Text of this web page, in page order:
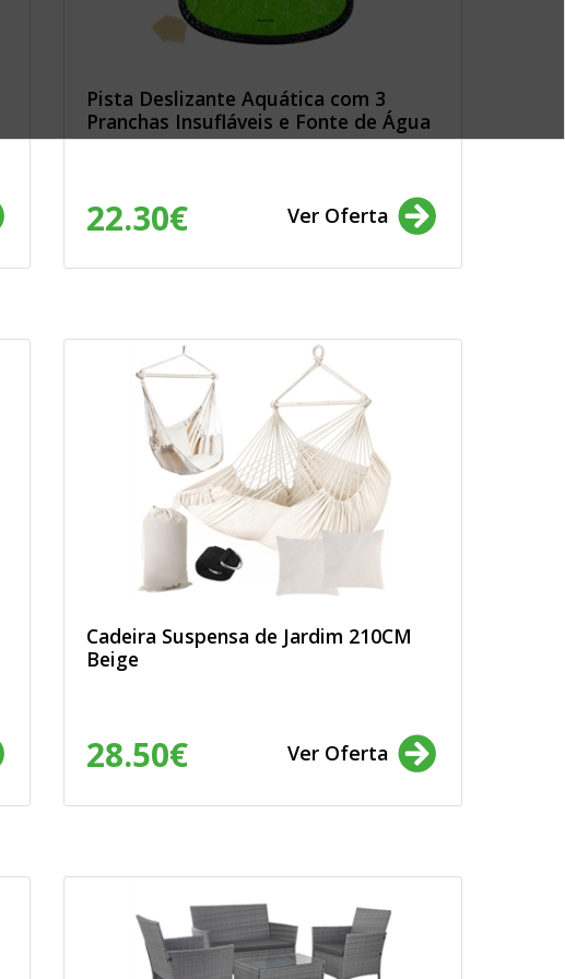
Pista Deslizante Aquática com 3
Pranchas Insufláveis e Fonte de Água
22.30€ Ver Oferta
Cadeira Suspensa de Jardim 210CM
Beige
28.50€ Ver Oferta